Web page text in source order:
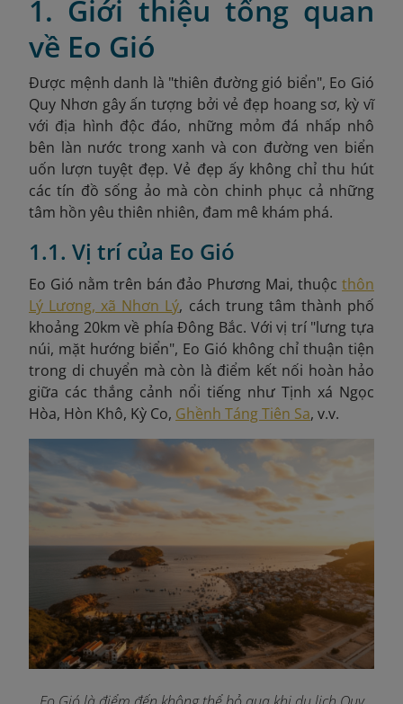
1. Giới thiệu tổng quan
về Eo Gió
Được mệnh danh là "thiên đường gió biển", Eo Gió
Quy Nhơn gây ấn tượng bởi vẻ đẹp hoang sơ, kỳ vĩ
với địa hình độc đáo, những mỏm đá nhấp nhô
bên làn nước trong xanh và con đường ven biển
uốn lượn tuyệt đẹp. Vẻ đẹp ấy không chỉ thu hút
các tín đồ sống ảo mà còn chinh phục cả những
tâm hồn yêu thiên nhiên, đam mê khám phá.
1.1. Vị trí của Eo Gió
Eo Gió nằm trên bán đảo Phương Mai, thuộc thôn
Lý Lương, xã Nhơn Lý, cách trung tâm thành phố
khoảng 20km về phía Đông Bắc. Với vị trí "lưng tựa
núi, mặt hướng biển", Eo Gió không chỉ thuận tiện
trong di chuyển mà còn là điểm kết nối hoàn hảo
giữa các thắng cảnh nổi tiếng như Tịnh xá Ngọc
Hòa, Hòn Khô, Kỳ Co, Ghềnh Táng Tiên Sa, v.v.